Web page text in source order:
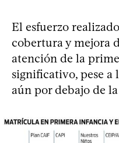
El esfuerzo
cobertura y mejora
atención de la
significativo, pese a
aún por debajo de